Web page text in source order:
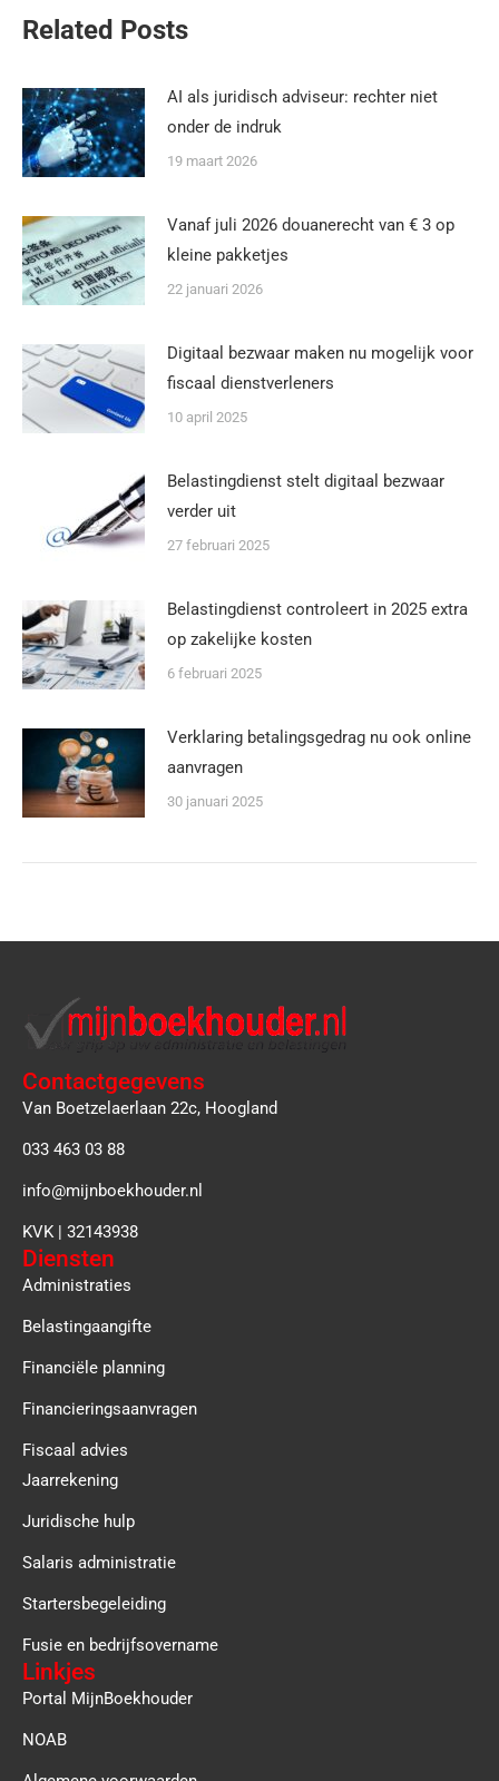
Related Posts
AI als juridisch adviseur: rechter niet
onder de indruk
19 maart 2026
Vanaf juli 2026 douanerecht van € 3 op
kleine pakketjes
22 januari 2026
Digitaal bezwaar maken nu mogelijk voor
fiscaal dienstverleners
10 april 2025
Belastingdienst stelt digitaal bezwaar
verder uit
27 februari 2025
Belastingdienst controleert in 2025 extra
op zakelijke kosten
6 februari 2025
Verklaring betalingsgedrag nu ook online
aanvragen
30 januari 2025
Contactgegevens
Van Boetzelaerlaan 22c, Hoogland
033 463 03 88
info@mijnboekhouder.nl
KVK | 32143938
Diensten
Administraties
Belastingaangifte
Financiële planning
Financieringsaanvragen
Fiscaal advies
Jaarrekening
Juridische hulp
Salaris administratie
Startersbegeleiding
Fusie en bedrijfsovername
Linkjes
Portal MijnBoekhouder
NOAB